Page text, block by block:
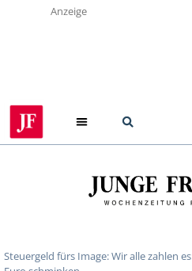
Anzeige
Steuergeld fürs Image: Wir alle zahlen